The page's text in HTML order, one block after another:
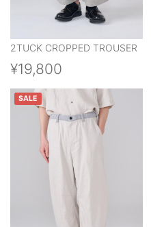
2TUCK CROPPED TROUSER
¥19,800
SALE